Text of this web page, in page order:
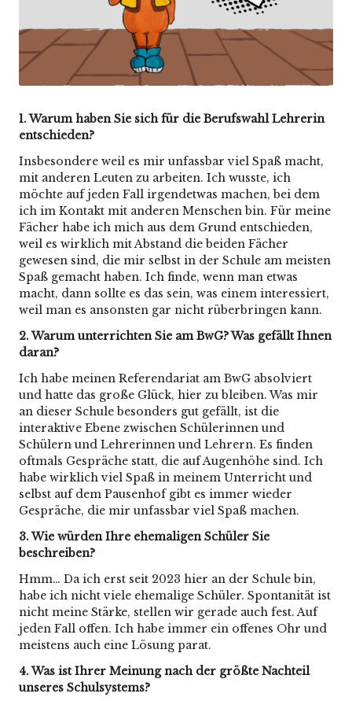
1. Warum haben Sie sich für die Berufswahl Lehrerin
entschieden?
Insbesondere weil es mir unfassbar viel Spaß macht,
mit anderen Leuten zu arbeiten. Ich wusste, ich
möchte auf jeden Fall irgendetwas machen, bei dem
ich im Kontakt mit anderen Menschen bin. Für meine
Fächer habe ich mich aus dem Grund entschieden,
weil es wirklich mit Abstand die beiden Fächer
gewesen sind, die mir selbst in der Schule am meisten
Spaß gemacht haben. Ich finde, wenn man etwas
macht, dann sollte es das sein, was einem interessiert,
weil man es ansonsten gar nicht rüberbringen kann.
2. Warum unterrichten Sie am BwG? Was gefällt Ihnen
daran?
Ich habe meinen Referendariat am BwG absolviert
und hatte das große Glück, hier zu bleiben. Was mir
an dieser Schule besonders gut gefällt, ist die
interaktive Ebene zwischen Schülerinnen und
Schülern und Lehrerinnen und Lehrern. Es finden
oftmals Gespräche statt, die auf Augenhöhe sind. Ich
habe wirklich viel Spaß in meinem Unterricht und
selbst auf dem Pausenhof gibt es immer wieder
Gespräche, die mir unfassbar viel Spaß machen.
3. Wie würden Ihre ehemaligen Schüler Sie
beschreiben?
Hmm… Da ich erst seit 2023 hier an der Schule bin,
habe ich nicht viele ehemalige Schüler. Spontanität ist
nicht meine Stärke, stellen wir gerade auch fest. Auf
jeden Fall offen. Ich habe immer ein offenes Ohr und
meistens auch eine Lösung parat.
4. Was ist Ihrer Meinung nach der größte Nachteil
unseres Schulsystems?